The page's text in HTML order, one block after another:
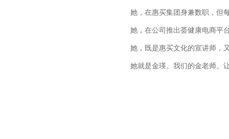
她，在惠买集团身兼数职，但
她，在公司推出荟健康电商平
她，既是惠买文化的宣讲师，
她就是金瑛。我们的金老师。